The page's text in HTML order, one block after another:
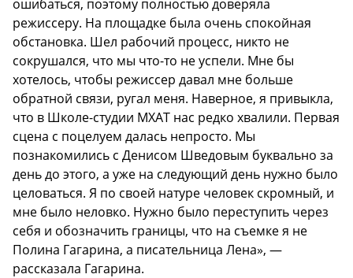
ошибаться, поэтому полностью доверяла
режиссеру. На площадке была очень спокойная
обстановка. Шел рабочий процесс, никто не
сокрушался, что мы что-то не успели. Мне бы
хотелось, чтобы режиссер давал мне больше
обратной связи, ругал меня. Наверное, я привыкла,
что в Школе-студии МХАТ нас редко хвалили. Первая
сцена с поцелуем далась непросто. Мы
познакомились с Денисом Шведовым буквально за
день до этого, а уже на следующий день нужно было
целоваться. Я по своей натуре человек скромный, и
мне было неловко. Нужно было переступить через
себя и обозначить границы, что на съемке я не
Полина Гагарина, а писательница Лена», —
рассказала Гагарина.